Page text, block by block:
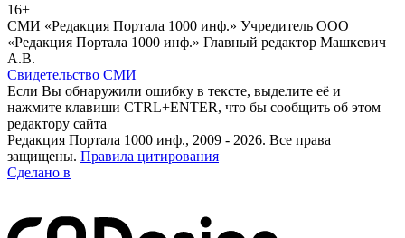
16+
СМИ «Редакция Портала 1000 инф.» Учредитель ООО
«Редакция Портала 1000 инф.» Главный редактор Машкевич
А.В.
Свидетельство СМИ
Если Вы обнаружили ошибку в тексте, выделите её и
нажмите клавиши CTRL+ENTER, что бы сообщить об этом
редактору сайта
Редакция Портала 1000 инф., 2009 - 2026. Все права
защищены. Правила цитирования
Сделано в